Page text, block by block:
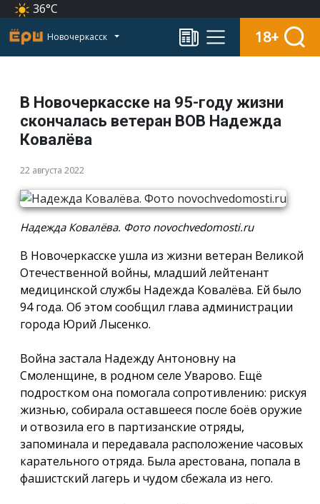
36°C
Новочеркасск 18+
В Новочеркасске на 95-году жизни
скончалась ветеран ВОВ Надежда
Ковалёва
22 августа 2022
Надежда Ковалёва. Фото novochvedomosti.ru
В Новочеркасске ушла из жизни ветеран Великой
Отечественной войны, младший лейтенант
медицинской службы Надежда Ковалёва. Ей было
94 года. Об этом сообщил глава администрации
города Юрий Лысенко.
Война застала Надежду Антоновну на
Смоленщине, в родном селе Уварово. Ещё
подростком она помогала сопротивлению: рискуя
жизнью, собирала оставшееся после боёв оружие
и отвозила его в партизанские отряды,
запоминала и передавала расположение часовых
карательного отряда. Была арестована, попала в
фашистский лагерь и чудом сбежала из него.